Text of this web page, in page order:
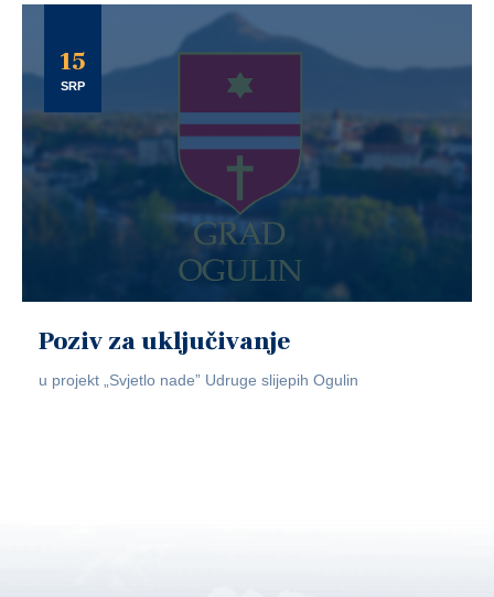
15
SRP
Poziv za uključivanje
u projekt „Svjetlo nade” Udruge slijepih Ogulin